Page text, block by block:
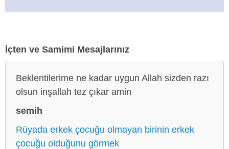
İçten ve Samimi Mesajlarınız
Beklentilerime ne kadar uygun Allah sizden razı
olsun inşallah tez çıkar amin
semih
Rüyada erkek çocuğu olmayan birinin erkek
çocuğu olduğunu görmek